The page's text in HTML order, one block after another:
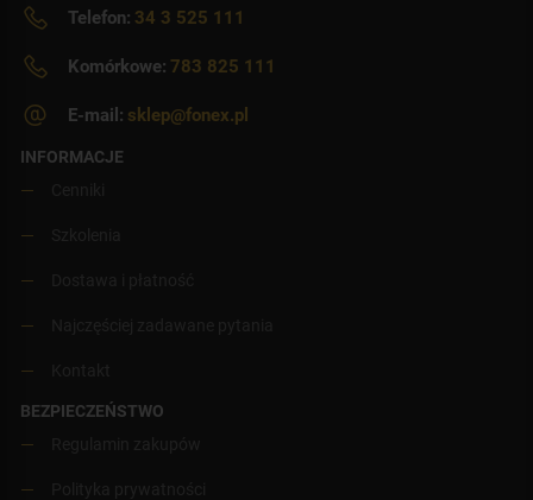
Telefon: 34 3 525 111
Komórkowe: 783 825 111
E-mail: sklep@fonex.pl
INFORMACJE
BEZPIECZEŃSTWO